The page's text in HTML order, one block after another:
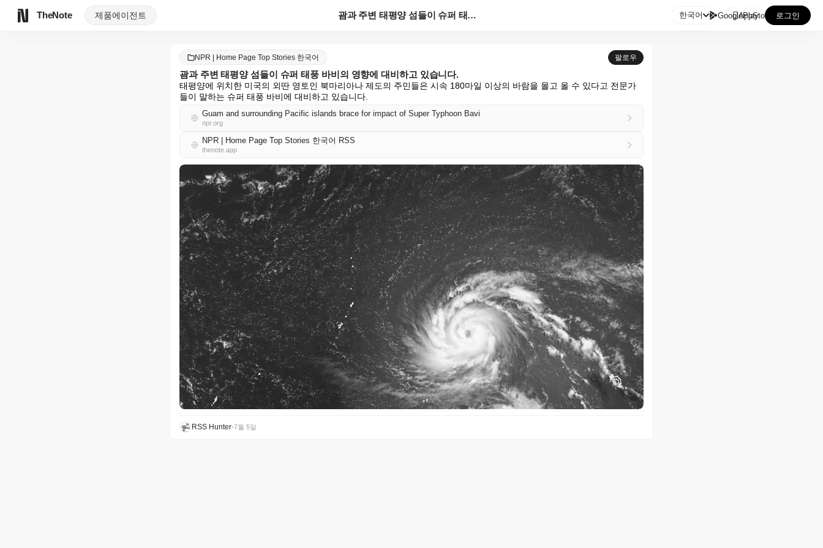
TheNote 제품에이전트 괌과 주변 태평양 섬들이 슈퍼 태풍 바비의 영향에 대비... 한국어 GooglePlay
AppStore 로그인
NPR | Home Page Top Stories 한국어 팔로우
괌과 주변 태평양 섬들이 슈퍼 태풍 바비의 영향에 대비하고 있습니다.
태평양에 위치한 미국의 외딴 영토인 북마리아나 제도의 주민들은 시속 180마일 이상의 바람을 몰고 올 수 있다고 전문가
들이 말하는 슈퍼 태풍 바비에 대비하고 있습니다.
Guam and surrounding Pacific islands brace for impact of Super Typhoon Bavi
npr.org
NPR | Home Page Top Stories 한국어 RSS
thenote.app
RSS Hunter•7월 5일